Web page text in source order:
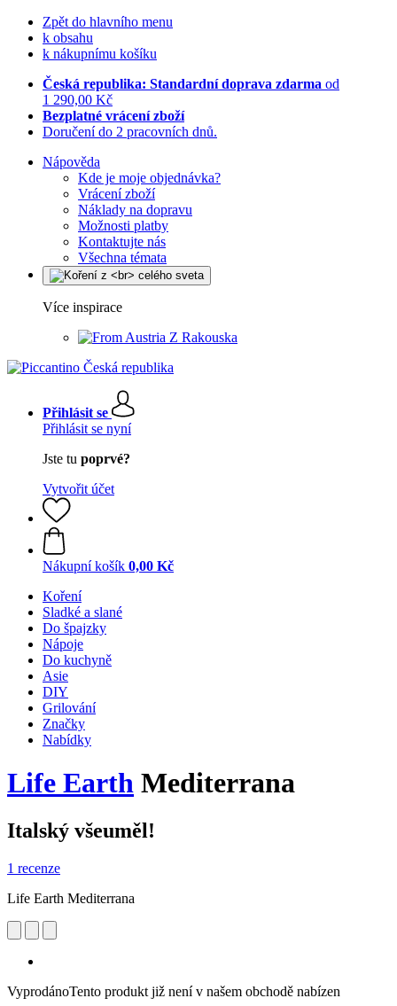
Zpět do hlavního menu
k obsahu
k nákupnímu košíku
Česká republika: Standardní doprava zdarma od
1 290,00 Kč
Bezplatné vrácení zboží
Doručení do 2 pracovních dnů.
Nápověda
Kde je moje objednávka?
Vrácení zboží
Náklady na dopravu
Možnosti platby
Kontaktujte nás
Všechna témata
Více inspirace
Z Rakouska
Přihlásit se
Přihlásit se nyní
Jste tu poprvé?
Vytvořit účet
Nákupní košík 0,00 Kč
Koření
Sladké a slané
Do špajzky
Nápoje
Do kuchyně
Asie
DIY
Grilování
Značky
Nabídky
Life Earth Mediterrana
Italský všeuměl!
1 recenze
Life Earth Mediterrana
VyprodánoTento produkt již není v našem obchodě nabízen